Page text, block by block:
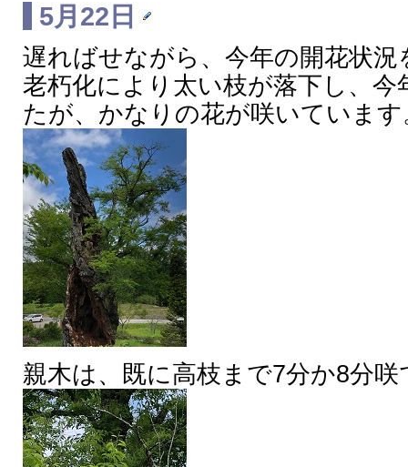
5月22日
遅ればせながら、今年の開花状
老朽化により太い枝が落下し、
たが、かなりの花が咲いています
親木は、既に高枝まで7分か8分咲